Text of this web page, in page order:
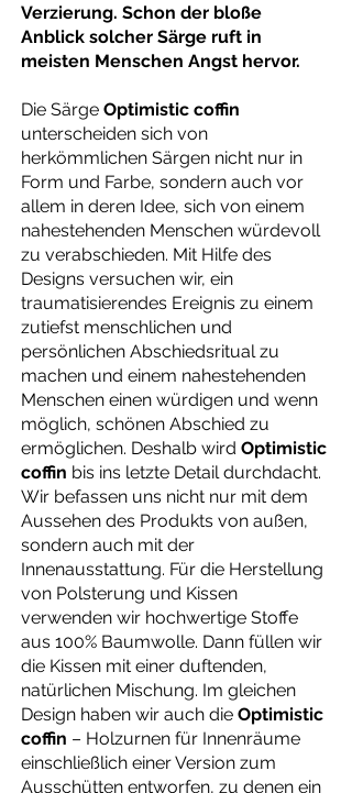
Verzierung. Schon der bloße
Anblick solcher Särge ruft in
meisten Menschen Angst hervor.
Die Särge Optimistic coffin
unterscheiden sich von
herkömmlichen Särgen nicht nur in
Form und Farbe, sondern auch vor
allem in deren Idee, sich von einem
nahestehenden Menschen würdevoll
zu verabschieden. Mit Hilfe des
Designs versuchen wir, ein
traumatisierendes Ereignis zu einem
zutiefst menschlichen und
persönlichen Abschiedsritual zu
machen und einem nahestehenden
Menschen einen würdigen und wenn
möglich, schönen Abschied zu
ermöglichen. Deshalb wird Optimistic
coffin bis ins letzte Detail durchdacht.
Wir befassen uns nicht nur mit dem
Aussehen des Produkts von außen,
sondern auch mit der
Innenausstattung. Für die Herstellung
von Polsterung und Kissen
verwenden wir hochwertige Stoffe
aus 100% Baumwolle. Dann füllen wir
die Kissen mit einer duftenden,
natürlichen Mischung. Im gleichen
Design haben wir auch die Optimistic
coffin – Holzurnen für Innenräume
einschließlich einer Version zum
Ausschütten entworfen, zu denen ein